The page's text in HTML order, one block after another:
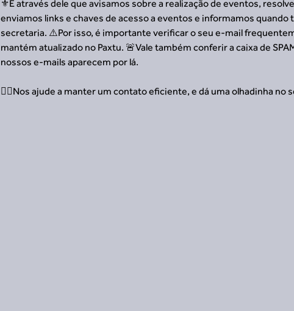
⚜️É através dele que avisamos sobre a realização de eventos,
enviamos links e chaves de acesso a eventos e informamos quando
secretaria. ⚠️Por isso, é importante verificar o seu e-mail
mantém atualizado no Paxtu. 🚨Vale também conferir a caixa de
nossos e-mails aparecem por lá.
👍🏻Nos ajude a manter um contato eficiente, e dá uma olhadinha no